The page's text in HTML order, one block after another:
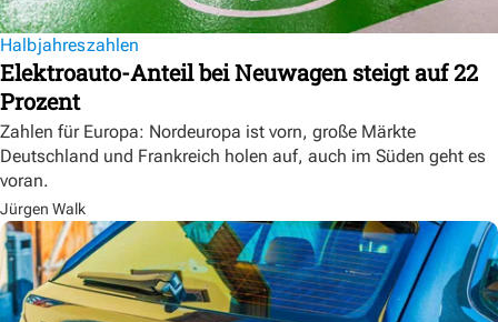
Halbjahreszahlen
Elektroauto-Anteil bei Neuwagen steigt auf 22
Prozent
Zahlen für Europa: Nordeuropa ist vorn, große Märkte
Deutschland und Frankreich holen auf, auch im Süden geht es
voran.
Jürgen Walk